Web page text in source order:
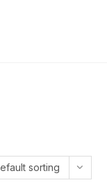
sorting